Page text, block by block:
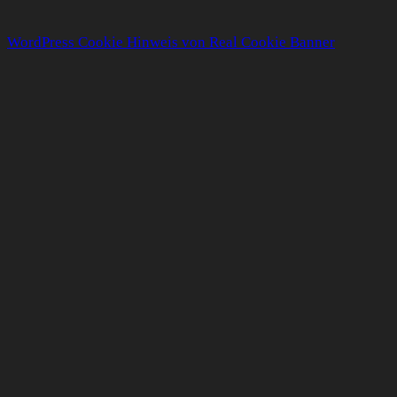
WordPress Cookie Hinweis von Real Cookie Banner